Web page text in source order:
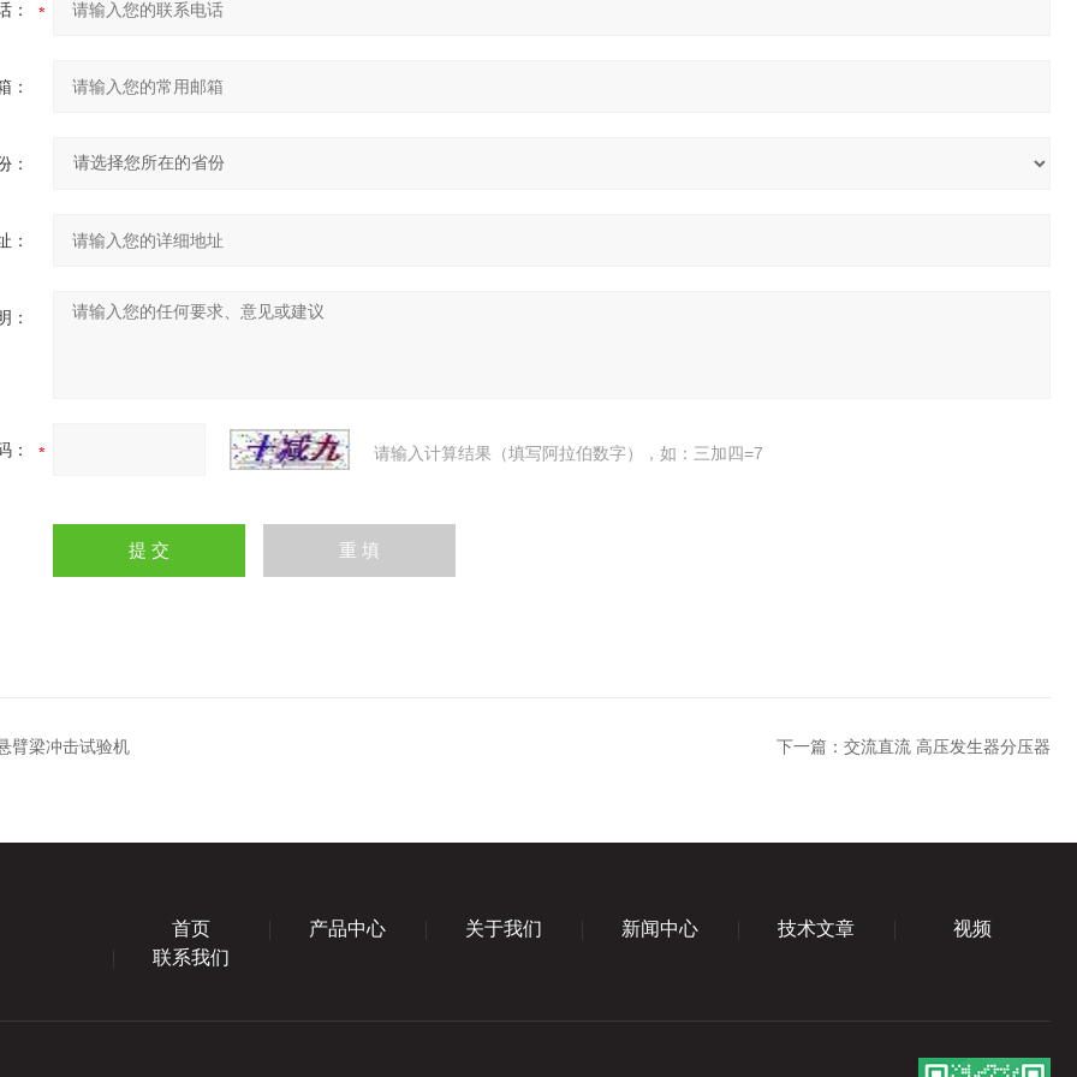
：
：
：
：
：
： 请输入计算结果（填写阿拉伯数字），如：三加四=7
臂梁冲击试验机 下一篇： 交流直流 高压发生器分压器
首页 产品中心 关于我们 新闻中心 技术文章
视频
联系我们